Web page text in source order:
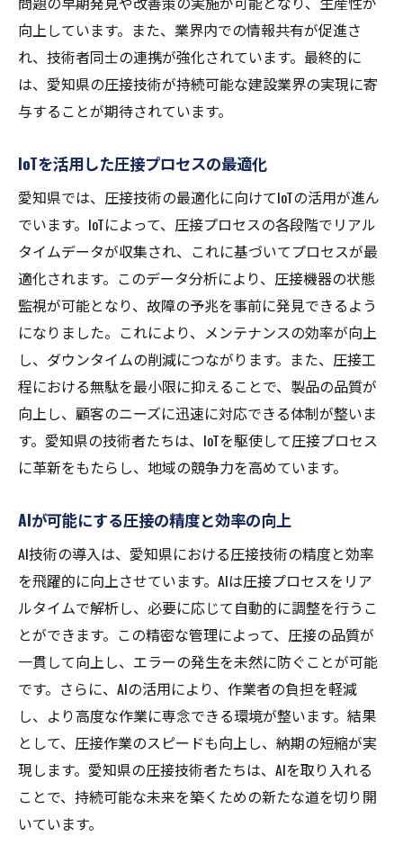
向上しています。また、業界内での情報共有が促進さ
れ、技術者同士の連携が強化されています。最終的に
は、愛知県の圧接技術が持続可能な建設業界の実現に寄
与することが期待されています。
IoTを活用した圧接プロセスの最適化
愛知県では、圧接技術の最適化に向けてIoTの活用が進ん
でいます。IoTによって、圧接プロセスの各段階でリアル
タイムデータが収集され、これに基づいてプロセスが最
適化されます。このデータ分析により、圧接機器の状態
監視が可能となり、故障の予兆を事前に発見できるよう
になりました。これにより、メンテナンスの効率が向上
し、ダウンタイムの削減につながります。また、圧接工
程における無駄を最小限に抑えることで、製品の品質が
向上し、顧客のニーズに迅速に対応できる体制が整いま
す。愛知県の技術者たちは、IoTを駆使して圧接プロセス
に革新をもたらし、地域の競争力を高めています。
AIが可能にする圧接の精度と効率の向上
AI技術の導入は、愛知県における圧接技術の精度と効率
を飛躍的に向上させています。AIは圧接プロセスをリア
ルタイムで解析し、必要に応じて自動的に調整を行うこ
とができます。この精密な管理によって、圧接の品質が
一貫して向上し、エラーの発生を未然に防ぐことが可能
です。さらに、AIの活用により、作業者の負担を軽減
し、より高度な作業に専念できる環境が整います。結果
として、圧接作業のスピードも向上し、納期の短縮が実
現します。愛知県の圧接技術者たちは、AIを取り入れる
ことで、持続可能な未来を築くための新たな道を切り開
いています。